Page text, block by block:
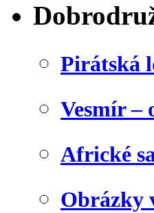
Pirátská
Vesmír –
Africké
Obrázky